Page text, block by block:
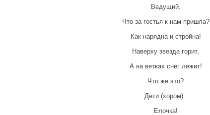
Ведущий.
Что за гостья к нам пришла?
Как нарядна и стройна!
Наверху звезда горит,
А на ветках снег лежит!
Что же это?
Дети (хором) .
Елочка!